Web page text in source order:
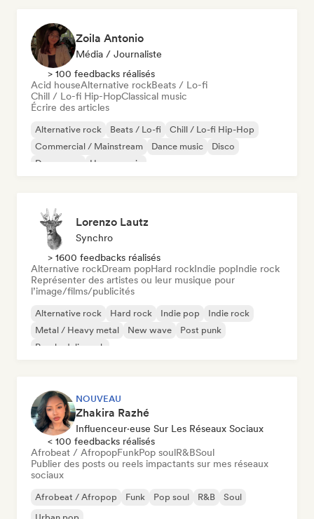
Zoila Antonio
Média / Journaliste
> 100 feedbacks réalisés
Acid houseAlternative rockBeats / Lo-fi
Chill / Lo-fi Hip-HopClassical music
Écrire des articles
Alternative rock Beats / Lo-fi
Chill / Lo-fi Hip-Hop
Commercial / Mainstream
Dance music
Disco
Dream pop
House music
Lorenzo Lautz
Synchro
> 1600 feedbacks réalisés
Alternative rockDream popHard rockIndie popIndie rock
Représenter des artistes ou leur musique pour
l’image/films/publicités
Alternative rock Hard rock Indie pop
Indie rock
Metal / Heavy metal
New wave
Post punk
Psychedelic rock
NOUVEAU
Zhakira Razhé
Influenceur·euse Sur Les Réseaux Sociaux
< 100 feedbacks réalisés
Afrobeat / AfropopFunkPop soulR&BSoul
Publier des posts ou reels impactants sur mes réseaux
sociaux
Afrobeat / Afropop Funk Pop soul R&B
Soul